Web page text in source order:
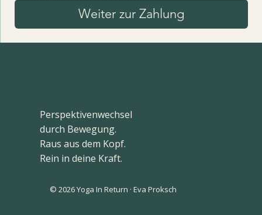
Weiter zur Zahlung
Perspektivenwechsel
durch Bewegung.
Raus aus dem Kopf.
Rein in deine Kraft.
© 2026 Yoga In Return · Eva Proksch